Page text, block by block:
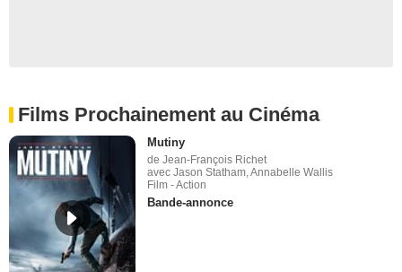
Films Prochainement au Cinéma
Mutiny
de Jean-François Richet
avec Jason Statham, Annabelle Wallis
Film - Action
Bande-annonce